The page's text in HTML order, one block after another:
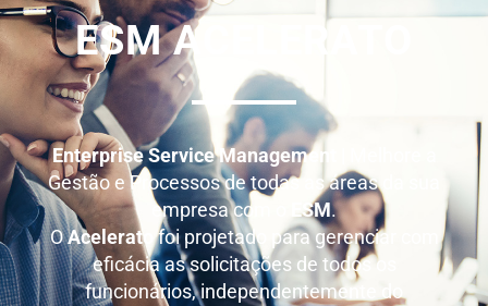
ESM ACELERATO
Enterprise Service Management
Gestão e Processos de todas as áreas da sua
empresa com o
ESM.
OAcelerato foi projetado para gerenciar com
eficácia as solicitações de todos os
funcionários, independentemente do